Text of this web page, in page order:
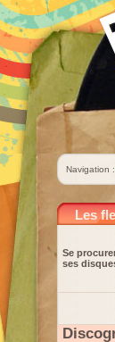
Navigation :
Les
Se
ses